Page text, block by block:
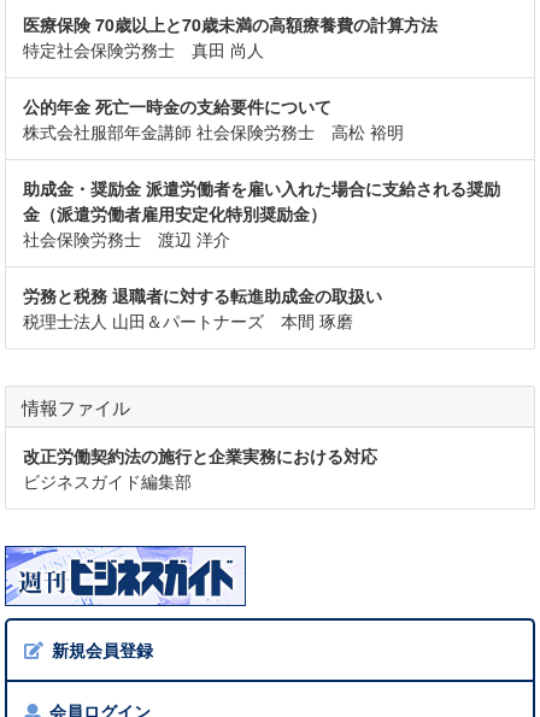
医療保険 70歳以上と70歳未満の高額療養費の計算方法
特定社会保険労務士 真田 尚人
公的年金 死亡一時金の支給要件について
株式会社服部年金講師 社会保険労務士 高松 裕明
助成金・奨励金 派遣労働者を雇い入れた場合に支給される奨励
金（派遣労働者雇用安定化特別奨励金）
社会保険労務士 渡辺 洋介
労務と税務 退職者に対する転進助成金の取扱い
税理士法人 山田＆パートナーズ 本間 琢磨
情報ファイル
改正労働契約法の施行と企業実務における対応
ビジネスガイド編集部
新規会員登録
会員ログイン